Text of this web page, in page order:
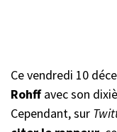
Ce vendredi 10
Rohffavec son
Cependant, sur